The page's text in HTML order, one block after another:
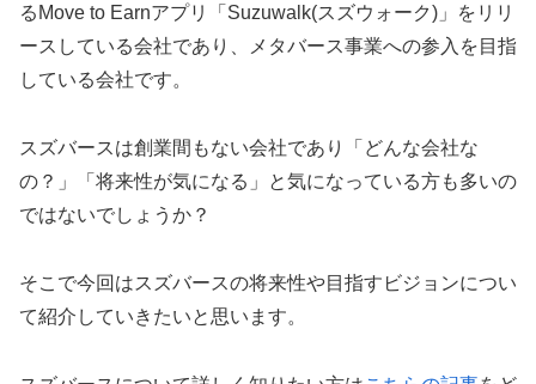
るMove to Earnアプリ「Suzuwalk(スズウォーク)」をリリ
ースしている会社であり、メタバース事業への参入を目指
している会社です。
スズバースは創業間もない会社であり「どんな会社な
の？」「将来性が気になる」と気になっている方も多いの
ではないでしょうか？
そこで今回はスズバースの将来性や目指すビジョンについ
て紹介していきたいと思います。